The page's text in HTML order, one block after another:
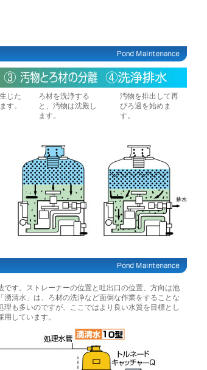
じた
す。
ろ材を洗浄する
と、汚物は沈殿し
ます。
汚物を排出して再
びろ過を始めま
す。
す。ストレーナーの位置と吐出口の位置、方向は池
清水」は、ろ材の洗浄など面倒な作業をすることな
も多いのですが、ここではより良い水質を目標とし
しています。